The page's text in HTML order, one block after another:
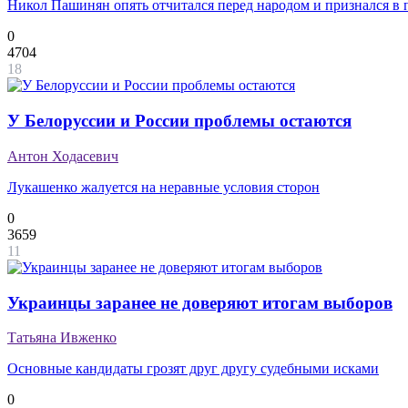
Никол Пашинян опять отчитался перед народом и признался в
0
4704
18
У Белоруссии и России проблемы остаются
Антон Ходасевич
Лукашенко жалуется на неравные условия сторон
0
3659
11
Украинцы заранее не доверяют итогам выборов
Татьяна Ивженко
Основные кандидаты грозят друг другу судебными исками
0